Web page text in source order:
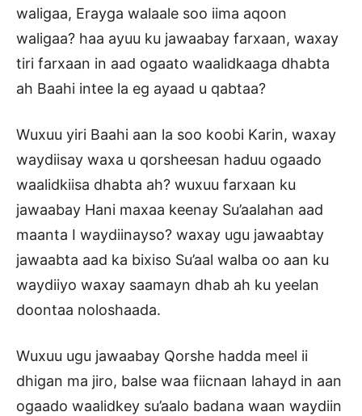
waligaa, Erayga walaale soo iima aqoon
waligaa? haa ayuu ku jawaabay farxaan, waxay
tiri farxaan in aad ogaato waalidkaaga dhabta
ah Baahi intee la eg ayaad u qabtaa?
Wuxuu yiri Baahi aan la soo koobi Karin, waxay
waydiisay waxa u qorsheesan haduu ogaado
waalidkiisa dhabta ah? wuxuu farxaan ku
jawaabay Hani maxaa keenay Su’aalahan aad
maanta I waydiinayso? waxay ugu jawaabtay
jawaabta aad ka bixiso Su’aal walba oo aan ku
waydiiyo waxay saamayn dhab ah ku yeelan
doontaa noloshaada.
Wuxuu ugu jawaabay Qorshe hadda meel ii
dhigan ma jiro, balse waa fiicnaan lahayd in aan
ogaado waalidkey su’aalo badana waan waydiin